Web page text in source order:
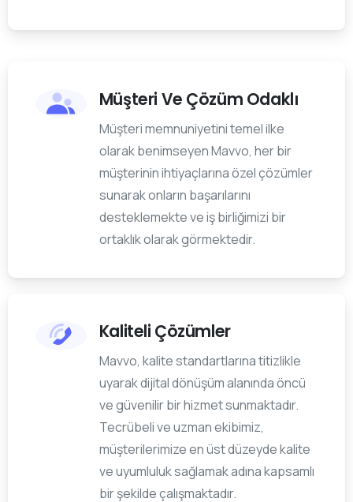
Müşteri Ve Çözüm Odaklı
Müşteri memnuniyetini temel ilke
olarak benimseyen Mavvo, her bir
müşterinin ihtiyaçlarına özel çözümler
sunarak onların başarılarını
desteklemekte ve iş birliğimizi bir
ortaklık olarak görmektedir.
Kaliteli Çözümler
Mavvo, kalite standartlarına titizlikle
uyarak dijital dönüşüm alanında öncü
ve güvenilir bir hizmet sunmaktadır.
Tecrübeli ve uzman ekibimiz,
müşterilerimize en üst düzeyde kalite
ve uyumluluk sağlamak adına kapsamlı
bir şekilde çalışmaktadır.